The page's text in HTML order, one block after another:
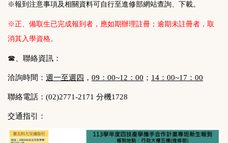
※報到注意事項及相關資料可自行至進修部網站查詢、下載。
※正、備取生已完成報到者，應如期辦理註冊；逾期未註冊者，取
消其入學資格。
☎、聯絡資訊：
洽詢時間： 週一至週四 ， 09：00~12：00 ； 14：00~17：00
聯絡電話：(02)2771-2171 分機1728
交通指引：